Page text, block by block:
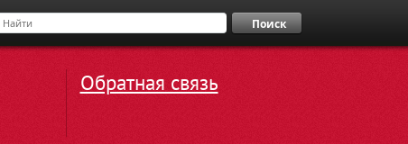
Поиск
Обратная связь